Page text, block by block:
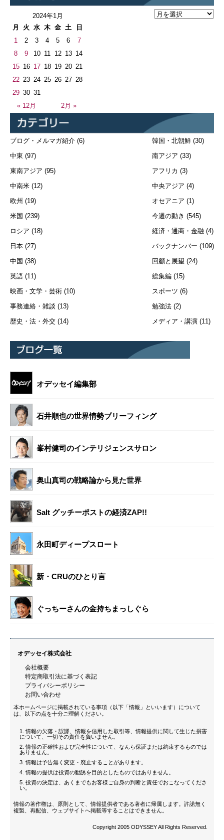
2024年1月
月
火 水 木 金 土 日
« 12月 2月 »
1 2 3 4 5 6
7
8
9 10 11 12 13 14
15 16 17 18 19 20 21
22 23 24 25 26 27 28
29 30 31
ブログ・メルマガ紹介 (6)
中東 (97)
東南アジア (95)
中南米 (12)
欧州 (19)
米国 (239)
ロシア (18)
日本 (27)
中国 (38)
英語 (11)
映画・文学・芸術 (10)
事務連絡・雑談 (13)
歴史・法・外交 (14)
韓国・北朝鮮 (30)
南アジア (33)
アフリカ (3)
中央アジア (4)
オセアニア (1)
今週の動き (545)
経済・通商・金融 (4)
バックナンバー (109)
回顧と展望 (24)
総集編 (15)
スポーツ (6)
勉強法 (2)
メディア・講演 (11)
オデッセイ編集部
石井順也の世界情勢ブリーフィング
峯村健司のインテリジェンスサロン
奥山真司の戦略論から見た世界
Salt グッチーポストの経済ZAP!!
永田町ディープスロート
新・CRUのひとり言
ぐっちーさんの金持ちまっしぐら
オデッセイ株式会社
会社概要
特定商取引法に基づく表記
プライバシーポリシー
お問い合わせ
本ホームページに掲載されている事項（以下「情報」といいます）について
は、以下の点を十分ご理解ください。
情報の欠落・誤謬、情報を信用した取引等、情報提供に関して生じた損害
について、一切その責任を負いません。
情報の正確性および完全性について、なんら保証または約束するものでは
ありません。
情報は予告無く変更・廃止することがあります。
情報の提供は投資の勧誘を目的としたものではありません。
投資の決定は、あくまでもお客様ご自身の判断と責任でおこなってくださ
い。
情報の著作権は、原則として、情報提供者である著者に帰属します。許諾無く
複製、再配信、ウェブサイトへ掲載等することはできません。
Copyright 2005 ODYSSEY All Rights Reserved.